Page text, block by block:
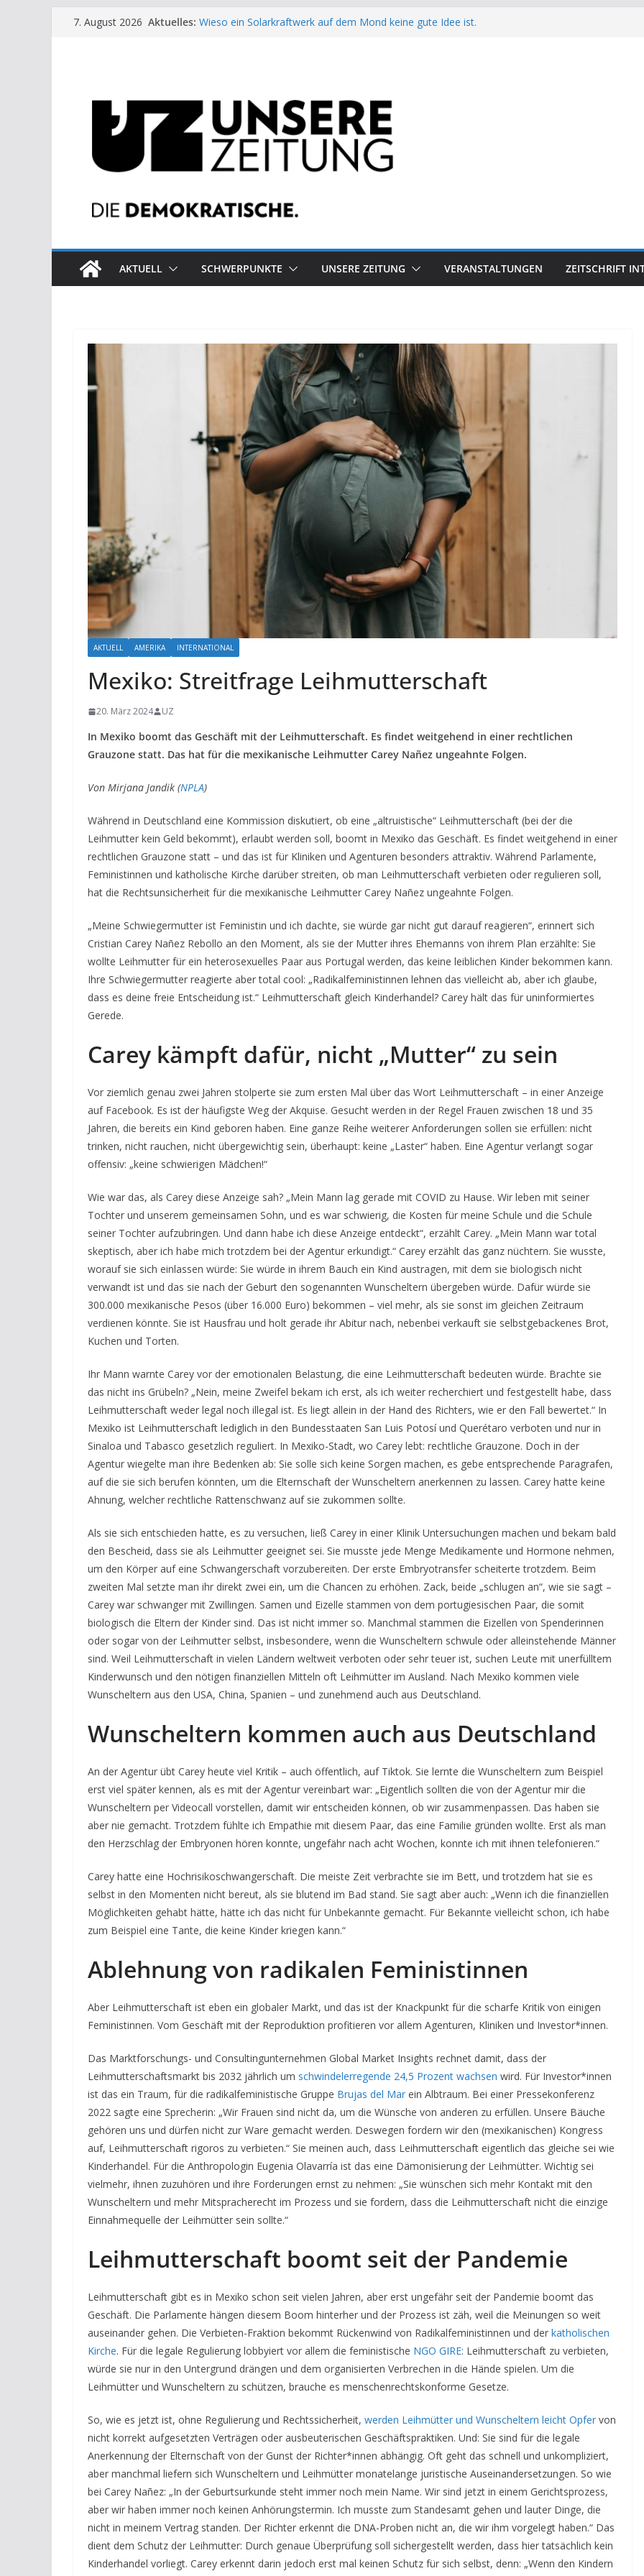
Zum7. August 2026 Aktuelles: Wieso ein Solarkraftwerk auf dem Mond keine gute Idee ist.
AKTUELL SCHWERPUNKTE UNSERE ZEITUNG VERANSTALTUNGEN ZEITSCHRIFT
AKTUELL AMERIKA INTERNATIONAL
Mexiko: Streitfrage Leihmutterschaft
20. März 2024 UZ
In Mexiko boomt das Geschäft mit der Leihmutterschaft. Es findet weitgehend in einer rechtlichen
Grauzone statt. Das hat für die mexikanische Leihmutter Carey Nañez ungeahnte Folgen.
Von Mirjana Jandik (NPLA)
Während in Deutschland eine Kommission diskutiert, ob eine „altruistische“ Leihmutterschaft (bei der die
Leihmutter kein Geld bekommt), erlaubt werden soll, boomt in Mexiko das Geschäft. Es findet weitgehend in einer
rechtlichen Grauzone statt – und das ist für Kliniken und Agenturen besonders attraktiv. Während Parlamente,
Feministinnen und katholische Kirche darüber streiten, ob man Leihmutterschaft verbieten oder regulieren soll,
hat die Rechtsunsicherheit für die mexikanische Leihmutter Carey Nañez ungeahnte Folgen.
„Meine Schwiegermutter ist Feministin und ich dachte, sie würde gar nicht gut darauf reagieren“, erinnert sich
Cristian Carey Nañez Rebollo an den Moment, als sie der Mutter ihres Ehemanns von ihrem Plan erzählte: Sie
wollte Leihmutter für ein heterosexuelles Paar aus Portugal werden, das keine leiblichen Kinder bekommen kann.
Ihre Schwiegermutter reagierte aber total cool: „Radikalfeministinnen lehnen das vielleicht ab, aber ich glaube,
dass es deine freie Entscheidung ist.“ Leihmutterschaft gleich Kinderhandel? Carey hält das für uninformiertes
Gerede.
Carey kämpft dafür, nicht „Mutter“ zu sein
Vor ziemlich genau zwei Jahren stolperte sie zum ersten Mal über das Wort Leihmutterschaft – in einer Anzeige
auf Facebook. Es ist der häufigste Weg der Akquise. Gesucht werden in der Regel Frauen zwischen 18 und 35
Jahren, die bereits ein Kind geboren haben. Eine ganze Reihe weiterer Anforderungen sollen sie erfüllen: nicht
trinken, nicht rauchen, nicht übergewichtig sein, überhaupt: keine „Laster“ haben. Eine Agentur verlangt sogar
offensiv: „keine schwierigen Mädchen!“
Wie war das, als Carey diese Anzeige sah? „Mein Mann lag gerade mit COVID zu Hause. Wir leben mit seiner
Tochter und unserem gemeinsamen Sohn, und es war schwierig, die Kosten für meine Schule und die Schule
seiner Tochter aufzubringen. Und dann habe ich diese Anzeige entdeckt“, erzählt Carey. „Mein Mann war total
skeptisch, aber ich habe mich trotzdem bei der Agentur erkundigt.“ Carey erzählt das ganz nüchtern. Sie wusste,
worauf sie sich einlassen würde: Sie würde in ihrem Bauch ein Kind austragen, mit dem sie biologisch nicht
verwandt ist und das sie nach der Geburt den sogenannten Wunscheltern übergeben würde. Dafür würde sie
300.000 mexikanische Pesos (über 16.000 Euro) bekommen – viel mehr, als sie sonst im gleichen Zeitraum
verdienen könnte. Sie ist Hausfrau und holt gerade ihr Abitur nach, nebenbei verkauft sie selbstgebackenes Brot,
Kuchen und Torten.
Ihr Mann warnte Carey vor der emotionalen Belastung, die eine Leihmutterschaft bedeuten würde. Brachte sie
das nicht ins Grübeln? „Nein, meine Zweifel bekam ich erst, als ich weiter recherchiert und festgestellt habe, dass
Leihmutterschaft weder legal noch illegal ist. Es liegt allein in der Hand des Richters, wie er den Fall bewertet.“ In
Mexiko ist Leihmutterschaft lediglich in den Bundesstaaten San Luis Potosí und Querétaro verboten und nur in
Sinaloa und Tabasco gesetzlich reguliert. In Mexiko-Stadt, wo Carey lebt: rechtliche Grauzone. Doch in der
Agentur wiegelte man ihre Bedenken ab: Sie solle sich keine Sorgen machen, es gebe entsprechende Paragrafen,
auf die sie sich berufen könnten, um die Elternschaft der Wunscheltern anerkennen zu lassen. Carey hatte keine
Ahnung, welcher rechtliche Rattenschwanz auf sie zukommen sollte.
Als sie sich entschieden hatte, es zu versuchen, ließ Carey in einer Klinik Untersuchungen machen und bekam bald
den Bescheid, dass sie als Leihmutter geeignet sei. Sie musste jede Menge Medikamente und Hormone nehmen,
um den Körper auf eine Schwangerschaft vorzubereiten. Der erste Embryotransfer scheiterte trotzdem. Beim
zweiten Mal setzte man ihr direkt zwei ein, um die Chancen zu erhöhen. Zack, beide „schlugen an“, wie sie sagt –
Carey war schwanger mit Zwillingen. Samen und Eizelle stammen von dem portugiesischen Paar, die somit
biologisch die Eltern der Kinder sind. Das ist nicht immer so. Manchmal stammen die Eizellen von Spenderinnen
oder sogar von der Leihmutter selbst, insbesondere, wenn die Wunscheltern schwule oder alleinstehende Männer
sind. Weil Leihmutterschaft in vielen Ländern weltweit verboten oder sehr teuer ist, suchen Leute mit unerfülltem
Kinderwunsch und den nötigen finanziellen Mitteln oft Leihmütter im Ausland. Nach Mexiko kommen viele
Wunscheltern aus den USA, China, Spanien – und zunehmend auch aus Deutschland.
Wunscheltern kommen auch aus Deutschland
An der Agentur übt Carey heute viel Kritik – auch öffentlich, auf Tiktok. Sie lernte die Wunscheltern zum Beispiel
erst viel später kennen, als es mit der Agentur vereinbart war: „Eigentlich sollten die von der Agentur mir die
Wunscheltern per Videocall vorstellen, damit wir entscheiden können, ob wir zusammenpassen. Das haben sie
aber nie gemacht. Trotzdem fühlte ich Empathie mit diesem Paar, das eine Familie gründen wollte. Erst als man
den Herzschlag der Embryonen hören konnte, ungefähr nach acht Wochen, konnte ich mit ihnen telefonieren.“
Carey hatte eine Hochrisikoschwangerschaft. Die meiste Zeit verbrachte sie im Bett, und trotzdem hat sie es
selbst in den Momenten nicht bereut, als sie blutend im Bad stand. Sie sagt aber auch: „Wenn ich die finanziellen
Möglichkeiten gehabt hätte, hätte ich das nicht für Unbekannte gemacht. Für Bekannte vielleicht schon, ich habe
zum Beispiel eine Tante, die keine Kinder kriegen kann.“
Ablehnung von radikalen Feministinnen
Aber Leihmutterschaft ist eben ein globaler Markt, und das ist der Knackpunkt für die scharfe Kritik von einigen
Feministinnen. Vom Geschäft mit der Reproduktion profitieren vor allem Agenturen, Kliniken und Investor*innen.
Das Marktforschungs- und Consultingunternehmen Global Market Insights rechnet damit, dass der
Leihmutterschaftsmarkt bis 2032 jährlich um schwindelerregende 24,5 Prozent wachsen wird. Für Investor*innen
ist das ein Traum, für die radikalfeministische Gruppe Brujas del Mar ein Albtraum. Bei einer Pressekonferenz
2022 sagte eine Sprecherin: „Wir Frauen sind nicht da, um die Wünsche von anderen zu erfüllen. Unsere Bäuche
gehören uns und dürfen nicht zur Ware gemacht werden. Deswegen fordern wir den (mexikanischen) Kongress
auf, Leihmutterschaft rigoros zu verbieten.“ Sie meinen auch, dass Leihmutterschaft eigentlich das gleiche sei wie
Kinderhandel. Für die Anthropologin Eugenia Olavarría ist das eine Dämonisierung der Leihmütter. Wichtig sei
vielmehr, ihnen zuzuhören und ihre Forderungen ernst zu nehmen: „Sie wünschen sich mehr Kontakt mit den
Wunscheltern und mehr Mitspracherecht im Prozess und sie fordern, dass die Leihmutterschaft nicht die einzige
Einnahmequelle der Leihmütter sein sollte.“
Leihmutterschaft boomt seit der Pandemie
Leihmutterschaft gibt es in Mexiko schon seit vielen Jahren, aber erst ungefähr seit der Pandemie boomt das
Geschäft. Die Parlamente hängen diesem Boom hinterher und der Prozess ist zäh, weil die Meinungen so weit
auseinander gehen. Die Verbieten-Fraktion bekommt Rückenwind von Radikalfeministinnen und der katholischen
Kirche. Für die legale Regulierung lobbyiert vor allem die feministische NGO GIRE: Leihmutterschaft zu verbieten,
würde sie nur in den Untergrund drängen und dem organisierten Verbrechen in die Hände spielen. Um die
Leihmütter und Wunscheltern zu schützen, brauche es menschenrechtskonforme Gesetze.
So, wie es jetzt ist, ohne Regulierung und Rechtssicherheit, werden Leihmütter und Wunscheltern leicht Opfer von
nicht korrekt aufgesetzten Verträgen oder ausbeuterischen Geschäftspraktiken. Und: Sie sind für die legale
Anerkennung der Elternschaft von der Gunst der Richter*innen abhängig. Oft geht das schnell und unkompliziert,
aber manchmal liefern sich Wunscheltern und Leihmütter monatelange juristische Auseinandersetzungen. So wie
bei Carey Nañez: „In der Geburtsurkunde steht immer noch mein Name. Wir sind jetzt in einem Gerichtsprozess,
aber wir haben immer noch keinen Anhörungstermin. Ich musste zum Standesamt gehen und lauter Dinge, die
nicht in meinem Vertrag standen. Der Richter erkennt die DNA-Proben nicht an, die wir ihm vorgelegt haben.“ Das
dient dem Schutz der Leihmutter: Durch genaue Überprüfung soll sichergestellt werden, dass hier tatsächlich kein
Kinderhandel vorliegt. Carey erkennt darin jedoch erst mal keinen Schutz für sich selbst, denn: „Wenn den Kindern